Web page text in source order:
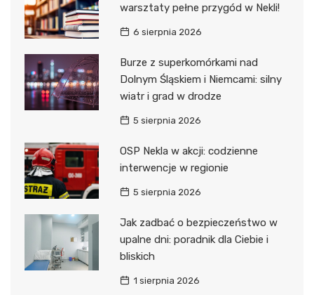
warsztaty pełne przygód w Nekli!
6 sierpnia 2026
Burze z superkomórkami nad
Dolnym Śląskiem i Niemcami: silny
wiatr i grad w drodze
5 sierpnia 2026
OSP Nekla w akcji: codzienne
interwencje w regionie
5 sierpnia 2026
Jak zadbać o bezpieczeństwo w
upalne dni: poradnik dla Ciebie i
bliskich
1 sierpnia 2026